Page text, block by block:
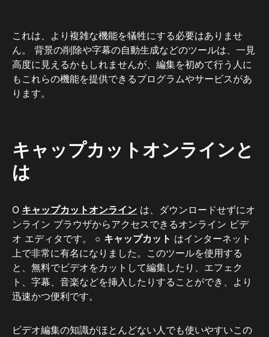
これは、より複雑な機能を犠牲にする必要はありませ
ん。 背景の削除や字幕の自動生成などのツールは、一見
高度に見えるかもしれませんが、編集を初めて行う人に
もこれらの機能を提供できるプログラムやサービスがあ
ります。
キャップカットオンラインと
は
O キャップカットオンライン は、ダウンロードせずにオ
ンライン ブラウザからアクセスできるオンライン ビデ
オ エディタです。 ○ キャップカット はインターネット
上で非常に有名になりました。このツールを使用する
と、無料でビデオをカットして編集したり、エフェク
ト、字幕、音楽などを挿入したりすることができ、より
迅速かつ便利です。
ビデオ編集の知識がほとんどない人でも使いやすいこの